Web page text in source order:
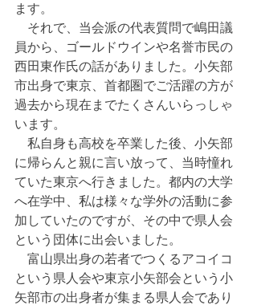
ます。
それで、当会派の代表質問で嶋田議
員から、ゴールドウインや名誉市民の
西田東作氏の話がありました。小矢部
市出身で東京、首都圏でご活躍の方が
過去から現在までたくさんいらっしゃ
います。
私自身も高校を卒業した後、小矢部
に帰らんと親に言い放って、当時憧れ
ていた東京へ行きました。都内の大学
へ在学中、私は様々な学外の活動に参
加していたのですが、その中で県人会
という団体に出会いました。
富山県出身の若者でつくるアコイコ
という県人会や東京小矢部会という小
矢部市の出身者が集まる県人会であり